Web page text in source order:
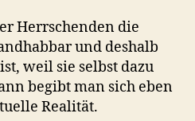
Herrschenden die
und deshalb
weil sie selbst dazu
begibt man sich eben
Realität.